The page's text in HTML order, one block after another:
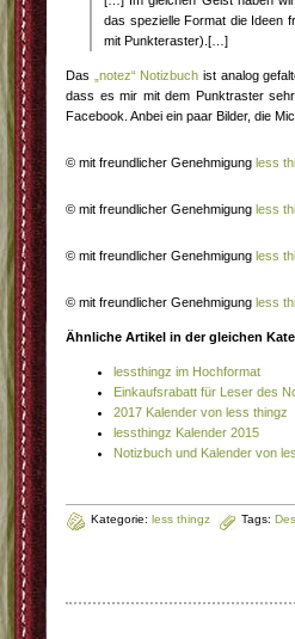
das spezielle Format die Ideen
mit Punkteraster).[…]
Das „notez“ Notizbuch ist analog
dass es mir mit dem Punktraster
Facebook. Anbei ein paar Bilder, die
© mit freundlicher Genehmigung less
© mit freundlicher Genehmigung less
© mit freundlicher Genehmigung less
© mit freundlicher Genehmigung less
Ähnliche Artikel in der gleichen
lessthingz im Hochformat
Einkaufsrabatt für Leser des
2017 Kalender von less thingz
lessthingz Kalender 2015
Notizbuch und Kalender von
Kategorie: less thingz Tags: